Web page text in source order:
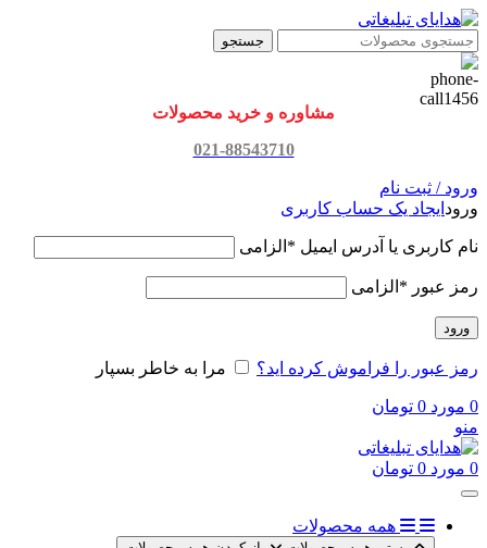
جستجو
مشاوره و خرید محصولات
021-88543710
ورود / ثبت نام
ورود ایجاد یک حساب کاربری
نام کاربری یا آدرس ایمیل * الزامی
رمز عبور * الزامی
ورود
رمز عبور را فراموش کرده اید؟ مرا به خاطر بسپار
0 مورد 0 تومان
منو
0 مورد 0 تومان
همه محصولات